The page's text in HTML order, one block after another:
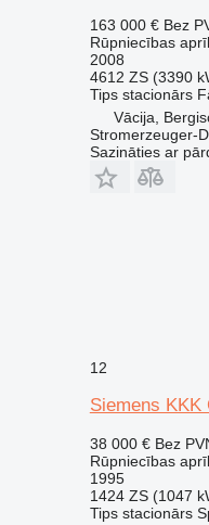
163 000 € Bez
Rūpniecības
2008
4612 ZS (3390
Tips stacionārs
Vācija,
Stromerzeuger-
Sazināties ar
12
Siemens KKK
38 000 € Bez
Rūpniecības
1995
1424 ZS (1047
Tips stacionārs